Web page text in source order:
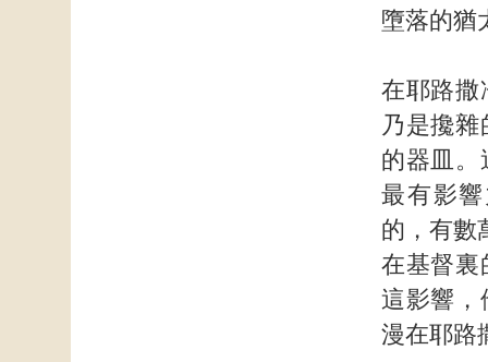
墮落的猶
在耶路撒
乃是攙
的器皿。
最有影
的，有數
在基督裏
這影響，
漫在耶路